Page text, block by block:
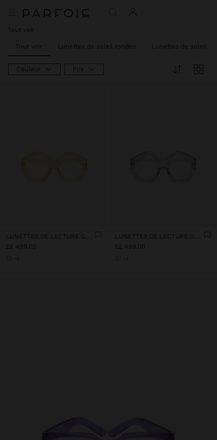
Tout voir
Tout voir Lunettes de soleil rondes Lunettes de soleil
Couleur Prix
LUNETTES DE LECTURE GRADUÉES 1.5 X
E£ 499,00
LUNETTES DE LECTURE GRADUÉES 1.5 X
E£ 499,00